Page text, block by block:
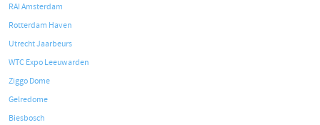
RAI Amsterdam
Rotterdam Haven
Utrecht Jaarbeurs
WTC Expo Leeuwarden
Ziggo Dome
Gelredome
Biesbosch